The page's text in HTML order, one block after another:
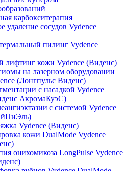
карбокситерапия
удаление сосудов Vydence
пилинг Vydence
лифтинг кожи Vydence (Виденс)
на лазерном оборудовании
(Лонгпульс Виденс)
с насадкой Vydence
АкромаКуэС)
с системой Vydence
Vydence (Виденс)
кожи DualMode Vydence
онихомикоза LongPulse Vydence